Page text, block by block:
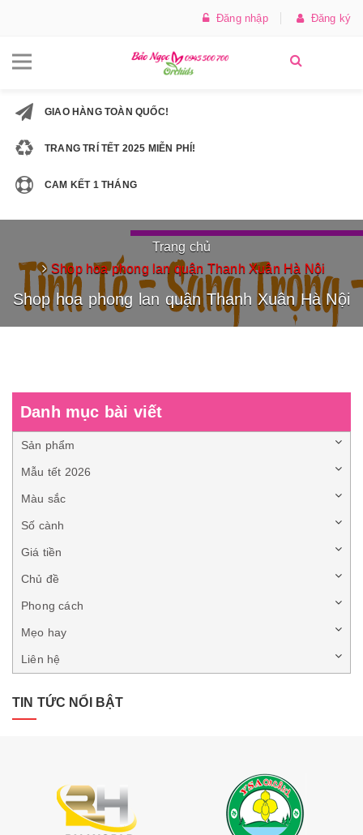
Đăng nhập Đăng ký
GIAO HÀNG TOÀN QUỐC!
TRANG TRÍ TẾT 2025 MIỄN PHÍ!
CAM KẾT 1 THÁNG
Trang chủ
Shop hoa phong lan quận Thanh Xuân Hà Nội
Shop hoa phong lan quận Thanh Xuân Hà Nội
Danh mục bài viết
Sản phẩm
Mẫu tết 2026
Màu sắc
Số cành
Giá tiền
Chủ đề
Phong cách
Mẹo hay
Liên hệ
TIN TỨC NỔI BẬT